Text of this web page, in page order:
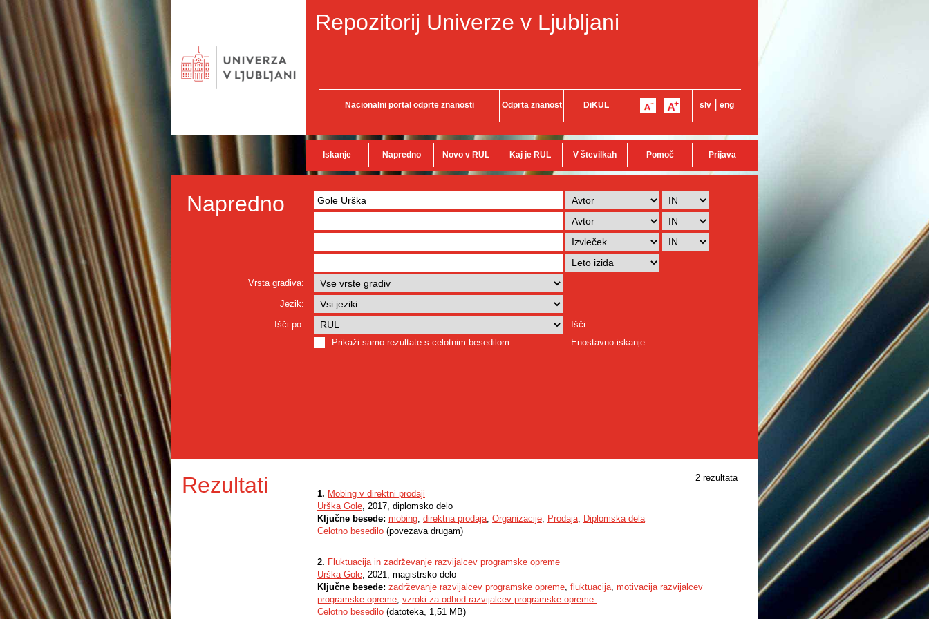
Repozitorij Univerze v Ljubljani
Nacionalni portal odprte znanosti Odprta znanost DiKUL slv eng
Iskanje Napredno Novo v RUL Kaj je RUL V številkah Pomoč Prijava
Napredno
Vrsta gradiva:
Jezik:
Išči po:
Išči
Prikaži samo rezultate s celotnim besedilom
Enostavno iskanje
Rezultati
2 rezultata
1. Mobing v direktni prodaji
Urška Gole, 2017, diplomsko delo
Ključne besede: mobing, direktna prodaja, Organizacije, Prodaja, Diplomska dela
Celotno besedilo (povezava drugam)
2. Fluktuacija in zadrževanje razvijalcev programske opreme
Urška Gole, 2021, magistrsko delo
Ključne besede: zadrževanje razvijalcev programske opreme, fluktuacija, motivacija razvijalcev
programske opreme, vzroki za odhod razvijalcev programske opreme.
Celotno besedilo (datoteka, 1,51 MB)